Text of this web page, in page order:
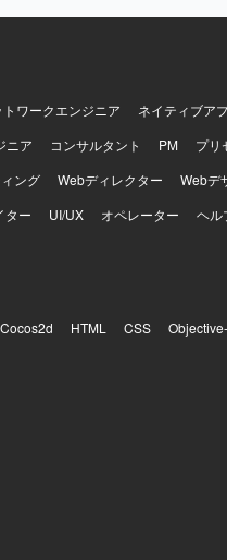
トワークエンジニア ネイティブア
ニア コンサルタント PM プリ
ング Webディレクター Webデ
ター UI/UX オペレーター ヘル
Cocos2d HTML CSS